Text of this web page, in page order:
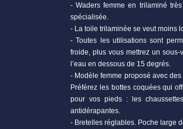
- Waders femme en trilaminé
spécialisée.
- La toile trilaminée se veut moins
- Toutes les utilisations sont
froide, plus vous mettrez un sous-
l’eau en dessous de 15 degrés.
- Modèle femme proposé avec
Préférez les bottes coquées qui
pour vos pieds : les
antidérapantes.
- Bretelles réglables. Poche large